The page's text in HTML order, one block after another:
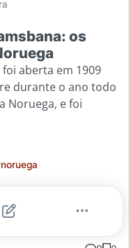
os
aberta em 1909
durante o ano todo
Noruega, e foi